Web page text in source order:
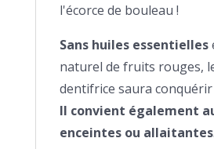
l'écorce de bouleau !
Sans huiles essentielles
naturel de fruits rouges,
dentifrice saura
Il convient également
enceintes ou allaitantes.